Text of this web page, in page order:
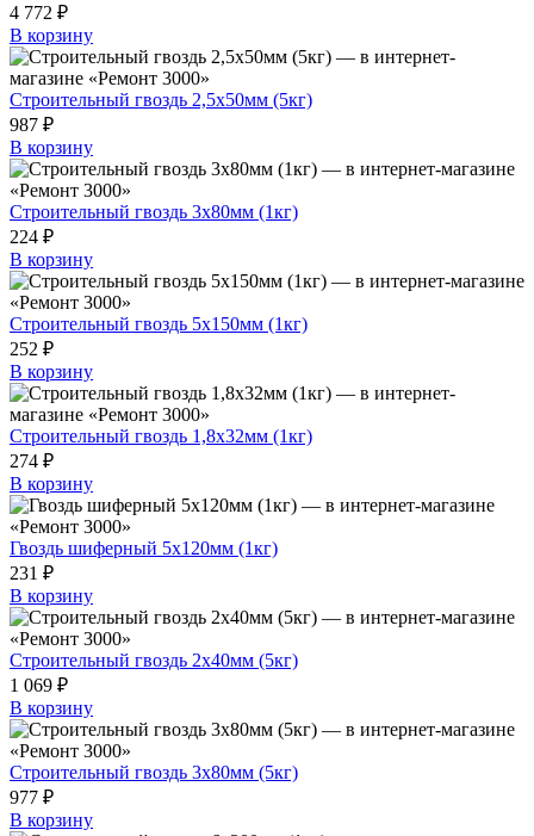
4 772 ₽
В корзину
Строительный гвоздь 2,5х50мм (5кг)
987 ₽
В корзину
Строительный гвоздь 3х80мм (1кг)
224 ₽
В корзину
Строительный гвоздь 5х150мм (1кг)
252 ₽
В корзину
Строительный гвоздь 1,8х32мм (1кг)
274 ₽
В корзину
Гвоздь шиферный 5х120мм (1кг)
231 ₽
В корзину
Строительный гвоздь 2х40мм (5кг)
1 069 ₽
В корзину
Строительный гвоздь 3х80мм (5кг)
977 ₽
В корзину